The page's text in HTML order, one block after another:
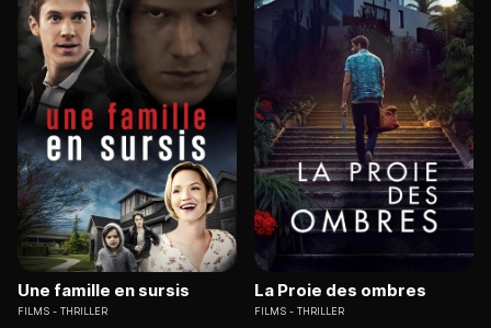
Une famille en sursis
FILMS THRILLER
La Proie des ombres
FILMS THRILLER